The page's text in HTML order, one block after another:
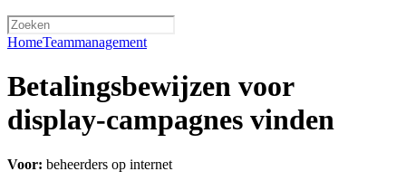
HomeTeammanagement
Betalingsbewijzen voor
display-campagnes vinden
Voor: beheerders op internet